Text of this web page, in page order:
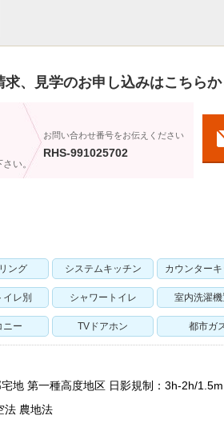
、見学のお申し込みはこちらか
さい。
お問い合わせ番号をお伝えください
RHS-991025702
ング システムキッチン カウンター
レ別 シャワートイレ 室内洗濯
ニー TVドアホン 都市ガ
地 第一種高度地区 日影規制：3h-2h/
法 農地法